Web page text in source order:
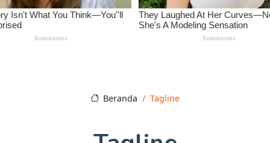
Beranda Tagline